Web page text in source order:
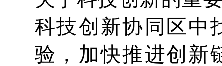
科技创新协同区中
验，加快推进创新